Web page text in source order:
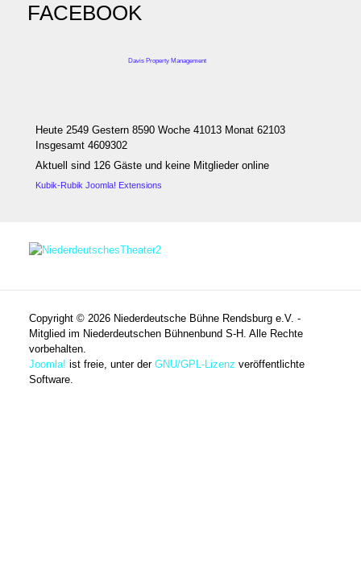
FACEBOOK
Davis Property Management
Heute 2549 Gestern 8590 Woche 41013 Monat 62103
Insgesamt 4609302
Aktuell sind 126 Gäste und keine Mitglieder online
Kubik-Rubik Joomla! Extensions
Copyright © 2026 Niederdeutsche Bühne Rendsburg e.V. -
Mitglied im Niederdeutschen Bühnenbund S-H. Alle Rechte
vorbehalten.
Joomla! ist freie, unter derGNU/GPL-Lizenz veröffentlichte
Software.